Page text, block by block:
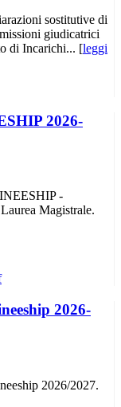
sostitutive di
giudicatrici
di Incarichi... [leggi
2026-
-
Magistrale.
2026-
2026/2027.